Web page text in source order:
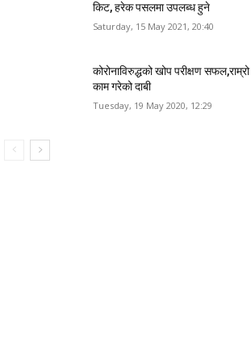
किट, हरेक पसलमा उपलब्ध हुने
Saturday, 15 May 2021, 20:40
कोरोनाविरुद्धको खोप परीक्षण सफल,राम्रो
काम गरेको दाबी
Tuesday, 19 May 2020, 12:29